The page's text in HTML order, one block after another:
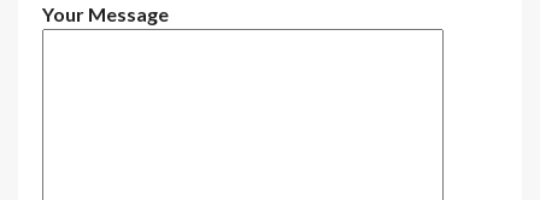
Your Message